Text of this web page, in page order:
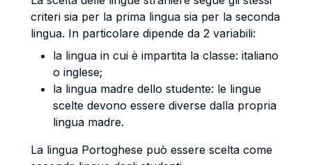
criteri sia per la prima lingua sia per la seconda
lingua. In particolare dipende da 2 variabili:
la lingua in cui è impartita la classe: italiano
o inglese;
la lingua madre dello studente: le lingue
scelte devono essere diverse dalla propria
lingua madre.
La lingua Portoghese può essere scelta come